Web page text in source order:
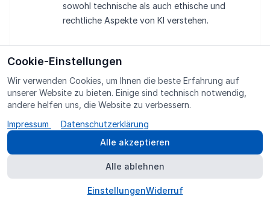
sowohl technische als auch ethische und
rechtliche Aspekte von KI verstehen.
Torsten Drews
Torsten Drews ist IT-Manager sowie Experte
für IT-Compliance, Informationssicherheit
und IT-Governance. Als ehemaliger
Geschäftsführer der zentralen IT-
Dienstleistungsgesellschaft eines
Cookie-Einstellungen
Wir verwenden Cookies, um Ihnen die beste Erfahrung auf
unserer Website zu bieten. Einige sind technisch notwendig,
andere helfen uns, die Website zu verbessern.
Impressum
Datenschutzerklärung
Alle akzeptieren
Alle ablehnen
EinstellungenWiderruf